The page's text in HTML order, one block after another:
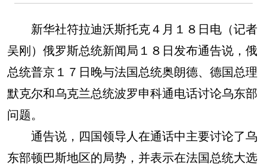
新华社符拉迪沃斯托克４月１８日电（记者
吴刚）俄罗斯总统新闻局１８日发布通告说，俄
总统普京１７日晚与法国总统奥朗德、德国总理
默克尔和乌克兰总统波罗申科通电话讨论乌东部
问题。
通告说，四国领导人在通话中主要讨论了乌
东部顿巴斯地区的局势，并表示在法国总统大选